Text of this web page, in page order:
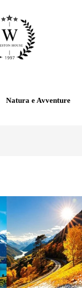
Natura e Avventure